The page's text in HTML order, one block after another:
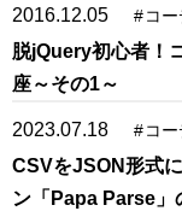
2016.12.05 #コー
脱jQuery初心者！
座～その1～
2023.07.18 #コー
CSVをJSON形式
ン「Papa Parse」